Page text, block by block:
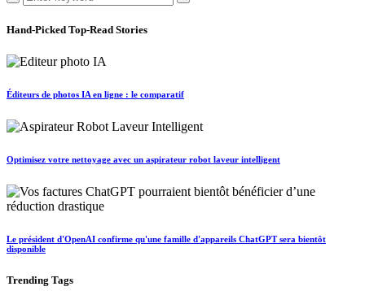
Hand-Picked Top-Read Stories
Éditeurs de photos IA en ligne : le comparatif
Optimisez votre nettoyage avec un aspirateur robot laveur intelligent
Le président d'OpenAI confirme qu'une famille d'appareils ChatGPT sera bientôt
disponible
Trending Tags